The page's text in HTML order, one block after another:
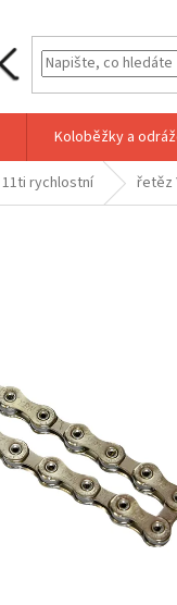
Koloběžky a
11ti rychlostní
řetěz